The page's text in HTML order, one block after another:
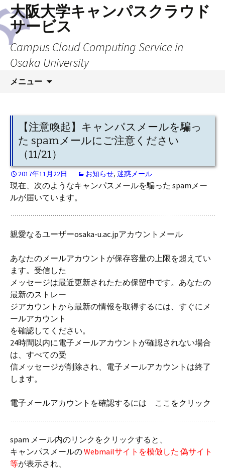
大阪大学キャンパスクラウド
サービス
Campus Cloud Computing Service in
Osaka University
メニュー
ツ
へ
ス
キ
ッ
プ
【注意喚起】キャンパスメールを騙っ
た spamメールにご注意ください
（11/21）
2017年11月22日 お知らせ, 迷惑メール
現在、次のようなキャンパスメールを騙った spamメー
ルが届いています。
親愛なるユーザーosaka-u.ac.jpアカウントメール
あなたのメールアカウントが保存容量の上限を超えてい
ます。受信した
メッセージは最近更新されたため保留中です。あなたの
最新のストレー
ジアカウントから最新の情報を取得するには、すぐにメ
ールアカウント
を確認してください。
24時間以内に電子メールアカウントが確認されない場合
は、すべての受
信メッセージが削除され、電子メールアカウントは終了
します。
電子メールアカウントを確認するには ここをクリック
spam メール内のリンクをクリックすると、
キャンパスメールのWebmailサイトを模倣した 偽サイト
等が表示され、